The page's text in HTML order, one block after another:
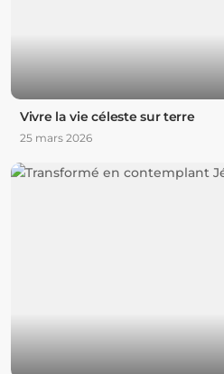
Vivre la vie céleste sur terre
25 mars 2026